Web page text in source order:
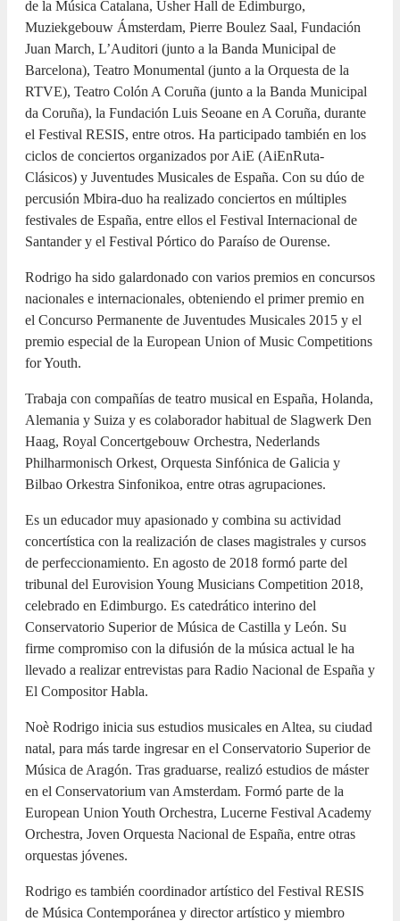
de la Música Catalana, Usher Hall de Edimburgo,
Muziekgebouw Ámsterdam, Pierre Boulez Saal, Fundación
Juan March, L’Auditori (junto a la Banda Municipal de
Barcelona), Teatro Monumental (junto a la Orquesta de la
RTVE), Teatro Colón A Coruña (junto a la Banda Municipal
da Coruña), la Fundación Luis Seoane en A Coruña, durante
el Festival RESIS, entre otros. Ha participado también en los
ciclos de conciertos organizados por AiE (AiEnRuta-
Clásicos) y Juventudes Musicales de España. Con su dúo de
percusión Mbira-duo ha realizado conciertos en múltiples
festivales de España, entre ellos el Festival Internacional de
Santander y el Festival Pórtico do Paraíso de Ourense.
Rodrigo ha sido galardonado con varios premios en concursos
nacionales e internacionales, obteniendo el primer premio en
el Concurso Permanente de Juventudes Musicales 2015 y el
premio especial de la European Union of Music Competitions
for Youth.
Trabaja con compañías de teatro musical en España, Holanda,
Alemania y Suiza y es colaborador habitual de Slagwerk Den
Haag, Royal Concertgebouw Orchestra, Nederlands
Philharmonisch Orkest, Orquesta Sinfónica de Galicia y
Bilbao Orkestra Sinfonikoa, entre otras agrupaciones.
Es un educador muy apasionado y combina su actividad
concertística con la realización de clases magistrales y cursos
de perfeccionamiento. En agosto de 2018 formó parte del
tribunal del Eurovision Young Musicians Competition 2018,
celebrado en Edimburgo. Es catedrático interino del
Conservatorio Superior de Música de Castilla y León. Su
firme compromiso con la difusión de la música actual le ha
llevado a realizar entrevistas para Radio Nacional de España y
El Compositor Habla.
Noè Rodrigo inicia sus estudios musicales en Altea, su ciudad
natal, para más tarde ingresar en el Conservatorio Superior de
Música de Aragón. Tras graduarse, realizó estudios de máster
en el Conservatorium van Amsterdam. Formó parte de la
European Union Youth Orchestra, Lucerne Festival Academy
Orchestra, Joven Orquesta Nacional de España, entre otras
orquestas jóvenes.
Rodrigo es también coordinador artístico del Festival RESIS
de Música Contemporánea y director artístico y miembro